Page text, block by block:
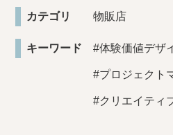
カテゴリ 物販店
キーワード #体験価値デザ
#プロジェクト
#クリエイティ